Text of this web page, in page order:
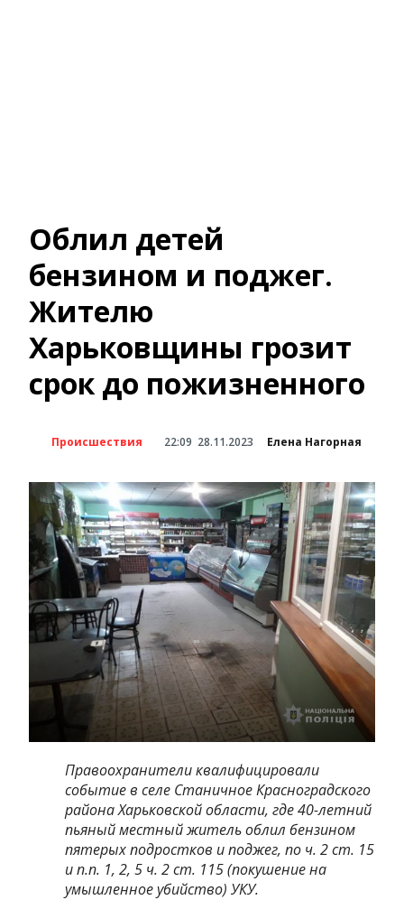
Облил детей
бензином и поджег.
Жителю
Харьковщины грозит
срок до пожизненного
Происшествия 22:09 28.11.2023 Елена Нагорная
Правоохранители квалифицировали
событие в селе Станичное Красноградского
района Харьковской области, где 40-летний
пьяный местный житель облил бензином
пятерых подростков и поджег, по ч. 2 ст. 15
и п.п. 1, 2, 5 ч. 2 ст. 115 (покушение на
умышленное убийство) УКУ.